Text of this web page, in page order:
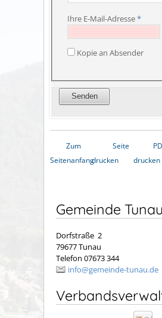
Ihre E-Mail-Adresse*
Kopie an Absender
Zum
Seitenanfang
Seite
drucken
drucken
Gemeinde Tunau
Dorfstraße 2
79677 Tunau
Telefon 07673 344
info@gemeinde-tunau.de